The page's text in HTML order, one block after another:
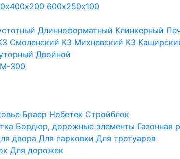
600х250х100
Длинноформатный Клинкерный
Смоленский КЗ Михневский КЗ
Двойной
М-300
Браер Нобетек Стройблок
Бордюр, дорожные элементы Газонная
двора Для парковки Для тротуаров
Для дорожек